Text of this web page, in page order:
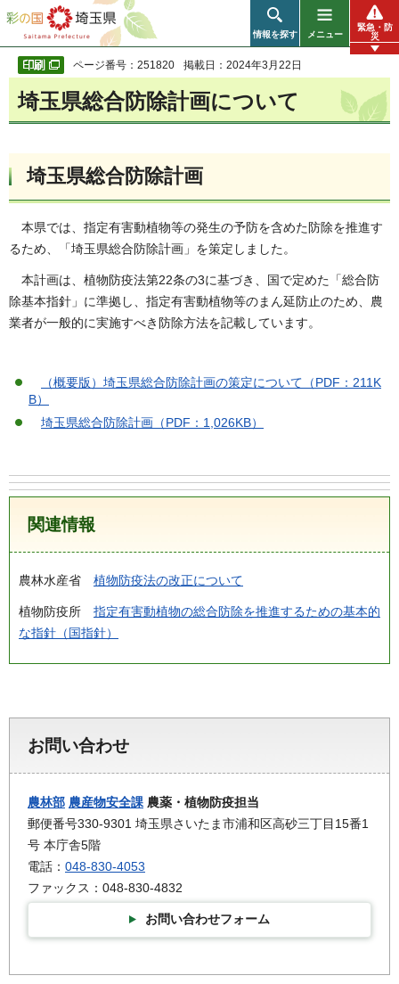
彩の国 埼玉県
情報を探す メニュー
緊急・防
災
ページ番号：251820 掲載日：2024年3月22日
埼玉県総合防除計画について
埼玉県総合防除計画
本県では、指定有害動植物等の発生の予防を含めた防除を推進す
るため、「埼玉県総合防除計画」を策定しました。
本計画は、植物防疫法第22条の3に基づき、国で定めた「総合防
除基本指針」に準拠し、指定有害動植物等のまん延防止のため、農
業者が一般的に実施すべき防除方法を記載しています。
（概要版）埼玉県総合防除計画の策定について（PDF：211K
B）
埼玉県総合防除計画（PDF：1,026KB）
関連情報
農林水産省 植物防疫法の改正について
植物防疫所 指定有害動植物の総合防除を推進するための基本的
な指針（国指針）
お問い合わせ
農林部 農産物安全課 農薬・植物防疫担当
郵便番号330-9301 埼玉県さいたま市浦和区高砂三丁目15番1
号 本庁舎5階
電話： 048-830-4053
ファックス：048-830-4832
お問い合わせフォーム